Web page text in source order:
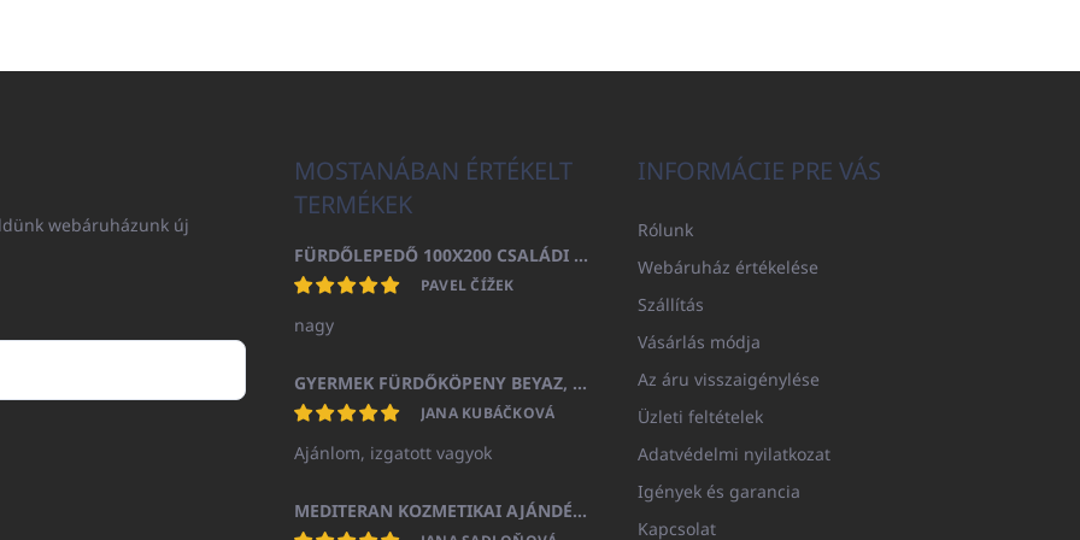
webáruházunk új
MOSTANÁBAN ÉRTÉKELT
TERMÉKEK
FÜRDŐLEPEDŐ 100X200 CSALÁDI - TENGERÉSZKÉK (480GR)
PAVEL ČÍŽEK
nagy
GYERMEK FÜRDŐKÖPENY BEYAZ, FROTE FEHÉR KAPUCNIVAL (400GR)
JANA KUBÁČKOVÁ
Ajánlom, izgatott vagyok
MEDITERAN KOZMETIKAI AJÁNDÉKKÉSZLET
INFORMÁCIE PRE VÁS
Rólunk
Webáruház értékelése
Szállítás
Vásárlás módja
Az áru visszaigénylése
Üzleti feltételek
Adatvédelmi nyilatkozat
Igények és garancia
Kapcsolat